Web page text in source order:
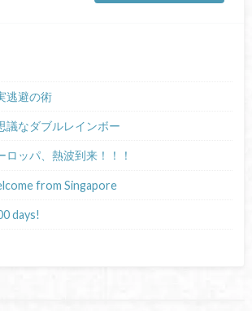
逃避の術
議なダブルレインボー
ロッパ、熱波到来！！！
from Singapore
days!